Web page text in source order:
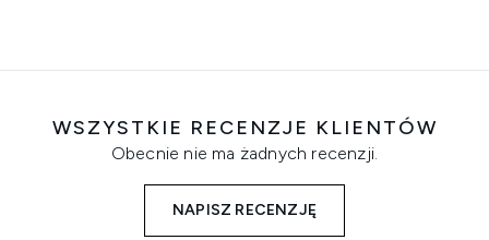
WSZYSTKIE RECENZJE KLIENTÓW
Obecnie nie ma żadnych recenzji.
NAPISZ RECENZJĘ